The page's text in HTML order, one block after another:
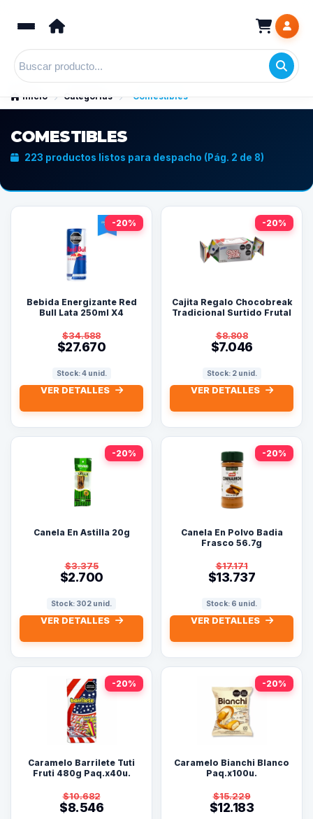
Inicio Categorías Comestibles
COMESTIBLES
223 productos listos para despacho (Pág. 2 de 8)
-20%
Bebida Energizante Red
Bull Lata 250ml X4
$34.588
$27.670
Stock: 4 unid.
VER DETALLES
-20%
Cajita Regalo Chocobreak
Tradicional Surtido Frutal
$8.808
$7.046
Stock: 2 unid.
VER DETALLES
-20%
Canela En Astilla 20g
$3.375
$2.700
Stock: 302 unid.
VER DETALLES
-20%
Canela En Polvo Badia
Frasco 56.7g
$17.171
$13.737
Stock: 6 unid.
VER DETALLES
-20%
Caramelo Barrilete Tuti
Fruti 480g Paq.x40u.
$10.682
$8.546
-20%
Caramelo Bianchi Blanco
Paq.x100u.
$15.229
$12.183